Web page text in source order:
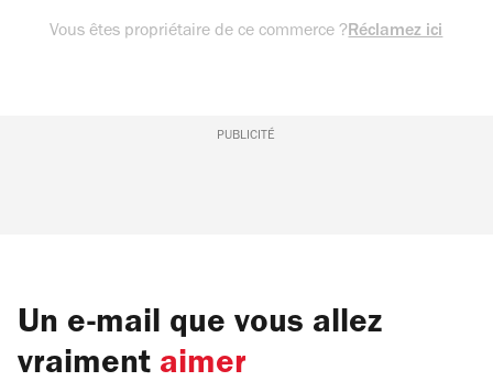
Vous êtes propriétaire de ce commerce ?Réclamez ici
PUBLICITÉ
Un e-mail que vous allez
vraiment aimer